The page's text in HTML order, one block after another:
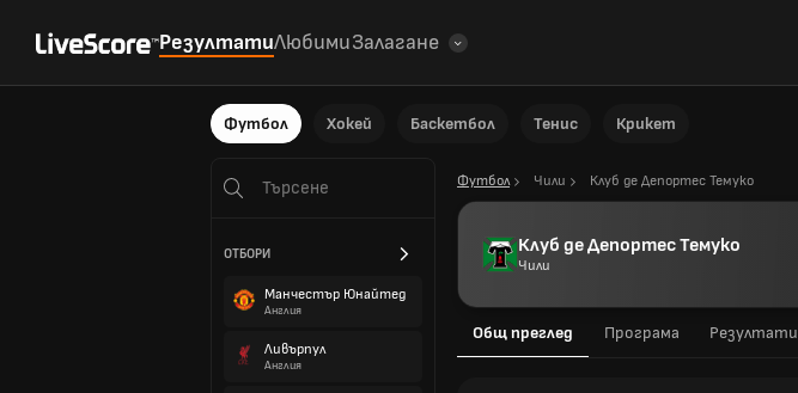
РезултатиЛюбимиЗалагане
Футбол Хокей Баскетбол Тенис Крикет
ОТБОРИ
Манчестър Юнайтед
Англия
Ливърпул
Англия
Футбол Чили Клуб де Депортес Темуко
Клуб де Депортес Темуко
Чили
Общ преглед Програма Резултати